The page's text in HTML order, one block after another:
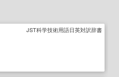
JST科学技術用語日英対訳辞書